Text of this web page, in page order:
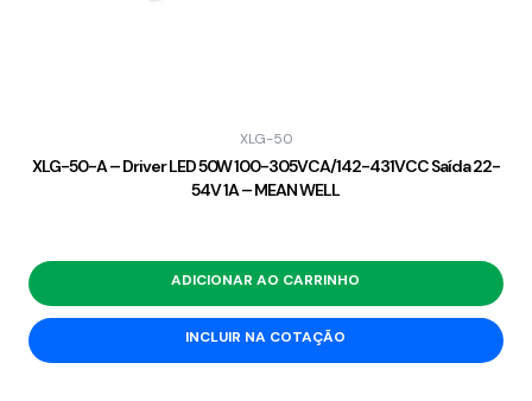
XLG-50
XLG-50-A – Driver LED 50W 100-305VCA/142-431VCC Saída 22-
54V 1A – MEAN WELL
ADICIONAR AO CARRINHO
INCLUIR NA COTAÇÃO